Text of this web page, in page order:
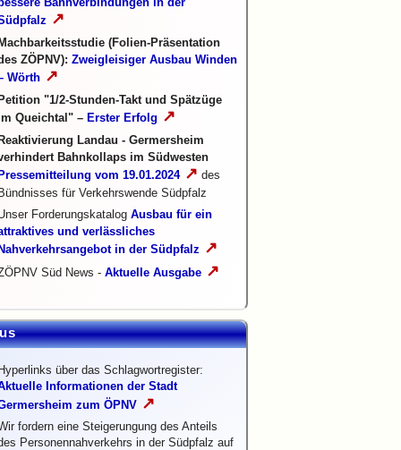
↗
(Folien-Präsentation
ZÖPNV): Zweigleisiger Ausbau Winden
Wörth ↗
"1/2-Stunden-Takt und Spätzüge
Queichtal" – Erster Erfolg ↗
Landau - Germersheim
Bahnkollaps im Südwesten
vom 19.01.2024↗ des
für Verkehrswende Südpfalz
Forderungskatalog Ausbau für ein
und verlässliches
in der Südpfalz ↗
Süd News - Aktuelle Ausgabe ↗
über das Schlagwortregister:
Informationen der Stadt
zum ÖPNV ↗
fordern eine Steigerungung des Anteils
Personennahverkehrs in der Südpfalz auf